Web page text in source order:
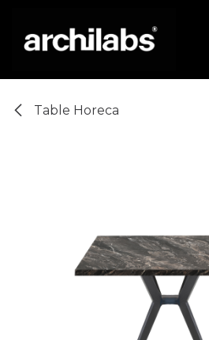
Table Horeca